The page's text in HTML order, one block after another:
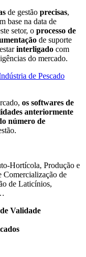
de gestão precisas,
base na data de
setor, o processo de
de suporte
interligado com
do mercado.
de Pescado
os softwares de
anteriormente
número de
Hortícola, Produção e
de
de Laticínios,
Validade